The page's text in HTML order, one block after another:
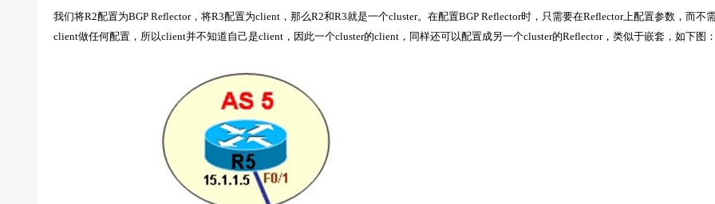
我们将R2配置为BGP Reflector，将R3配置为client，那么R2和R3就是一个cluster。在配置BGP Reflector时，只需要在Reflector上配置参数，而不
client做任何配置，所以client并不知道自己是client，因此一个cluster的client，同样还可以配置成另一个cluster的Reflector，类似于嵌套，如下图：